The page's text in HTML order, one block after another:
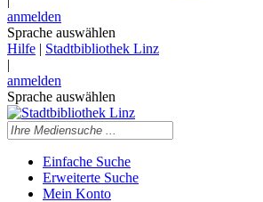
anmelden
Sprache auswählen
Hilfe | Stadtbibliothek Linz
|
anmelden
Sprache auswählen
Einfache Suche
Erweiterte Suche
Mein Konto